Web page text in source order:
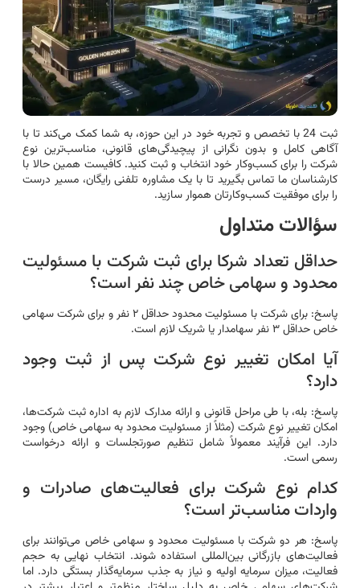
ثبت 24 با تخصص و تجربه خود در این حوزه، به شما کمک می‌کند تا با
آگاهی کامل و بدون نگرانی از پیچیدگی‌های قانونی، مناسب‌ترین نوع
شرکت را برای کسب‌وکار خود انتخاب و ثبت کنید. کافیست همین حالا با
کارشناسان ما تماس بگیرید تا با یک مشاوره تلفنی رایگان، مسیر درست
را برای موفقیت کسب‌وکارتان هموار سازید.
سؤالات متداول
حداقل تعداد شرکا برای ثبت شرکت با مسئولیت
محدود و سهامی خاص چند نفر است؟
پاسخ: برای شرکت با مسئولیت محدود حداقل ۲ نفر و برای شرکت سهامی
خاص حداقل ۳ نفر سهامدار یا شریک لازم است.
آیا امکان تغییر نوع شرکت پس از ثبت وجود
دارد؟
پاسخ: بله، با طی مراحل قانونی و ارائه مدارک لازم به اداره ثبت شرکت‌ها،
امکان تغییر نوع شرکت (مثلاً از مسئولیت محدود به سهامی خاص) وجود
دارد. این فرآیند معمولاً شامل تنظیم صورتجلسات و ارائه درخواست
رسمی است.
کدام نوع شرکت برای فعالیت‌های صادرات و
واردات مناسب‌تر است؟
پاسخ: هر دو شرکت با مسئولیت محدود و سهامی خاص می‌توانند برای
فعالیت‌های بازرگانی بین‌المللی استفاده شوند. انتخاب نهایی به حجم
فعالیت، میزان سرمایه اولیه و نیاز به جذب سرمایه‌گذار بستگی دارد. اما